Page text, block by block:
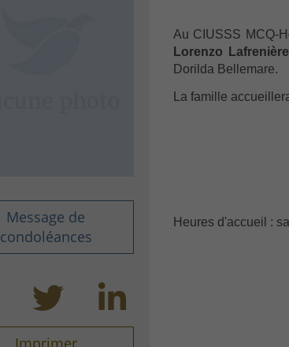
Message de
condoléances
Imprimer
Au CIUSSS MCQ-
Lorenzo Lafrenière
Dorilda Bellemare.
La famille
Heures d'accueil :